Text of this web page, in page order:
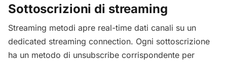
Sottoscrizioni di streaming
Streaming metodi apre real-time dati canali su un
dedicated streaming connection. Ogni sottoscrizione
ha un metodo di unsubscribe corrispondente per